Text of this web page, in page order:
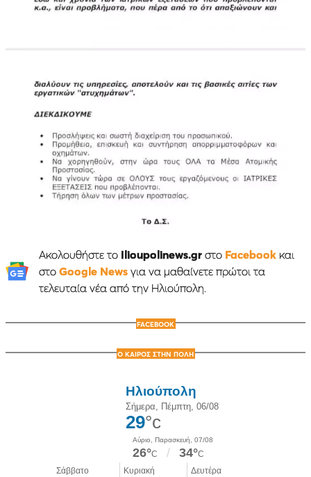
Ακολουθήστε το Ilioupolinews.grστο Facebookκαι
στο Google Newsγια να μαθαίνετε πρώτοι τα
τελευταία νέα από την Ηλιούπολη.
FACEBOOK
Ο ΚΑΙΡΟΣ ΣΤΗΝ ΠΟΛΗ